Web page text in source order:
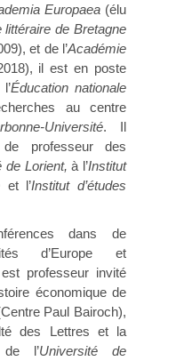
Europaea (élu
littéraire de Bretagne
et de l’Académie
il est en poste
Éducation nationale
au centre
Université. Il
professeur des
de Lorient, à l’Institut
et l’Institut d’études
dans de
d’Europe et
professeur invité
économique de
Paul Bairoch),
des Lettres et la
de l’Université de